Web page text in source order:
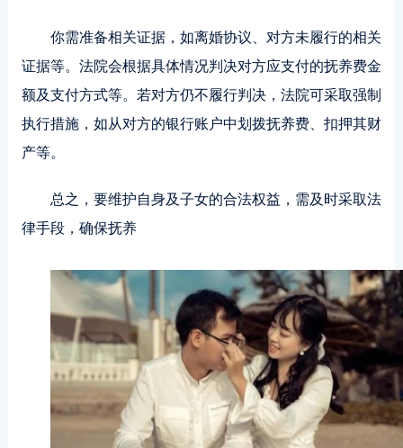
你需准备相关证据，如离婚协议、对方未履行的相关
证据等。法院会根据具体情况判决对方应支付的抚养费金
额及支付方式等。若对方仍不履行判决，法院可采取强制
执行措施，如从对方的银行账户中划拨抚养费、扣押其财
产等。
总之，要维护自身及子女的合法权益，需及时采取法
律手段，确保抚养